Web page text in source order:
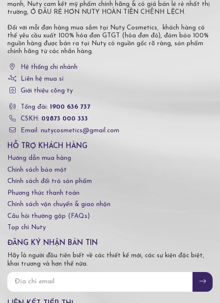
mạnh, Nuty cam kết mỹ phẩm chính hãng & có giá bán lẻ rẻ nhất thị
trường, Ở ĐÂU RẺ HƠN NUTY HOÀN TIỀN CHÊNH LỆCH.
Đối với mỗi đơn hàng mua sắm tại Nuty Cosmetics, khách hàng có
thể yêu cầu xuất 100% hóa đơn GTGT (hóa đơn đỏ), đảm bảo 100%
nguồn hàng được bán ra tại Nuty có nguồn gốc rõ ràng, sản phẩm
chính hãng từ các nhãn hàng.
Hệ thống chi nhánh
Liên hệ mua sỉ
Giới thiệu công ty
Tổng đài: 1900 636 737
CSKH: 02873 000 333
Email: nutycosmetics@gmail.com
HỖ TRỢ KHÁCH HÀNG
Hướng dẫn mua hàng
Chính sách bảo mật
Chính sách đổi trả sản phẩm
Phương thức thanh toán
Chính sách vận chuyển & giao nhận
Câu hỏi thường gặp (FAQs)
Tạp chí Nuty
ĐĂNG KÝ NHẬN BẢN TIN
Hãy là người đầu tiên biết về các thiết kế mới, các sự kiện đặc biệt,
khai trương và hơn thế nữa.